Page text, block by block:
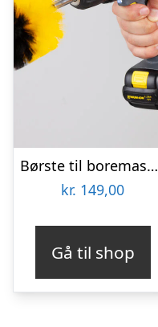
Børste til boremaskine 3-pak – Wibbri
kr. 149,00
Gå til shop